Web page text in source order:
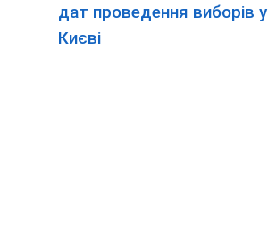
дат проведення виборів у
Києві